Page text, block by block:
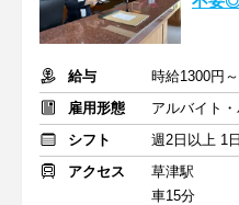
給与
時給1300円
雇用形態
アルバイト・
シフト
週2日以上 1
アクセス
草津駅
車15分